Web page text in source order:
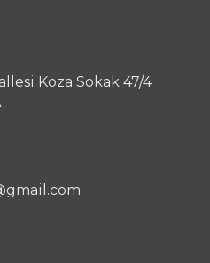
Koza Sokak 47/4